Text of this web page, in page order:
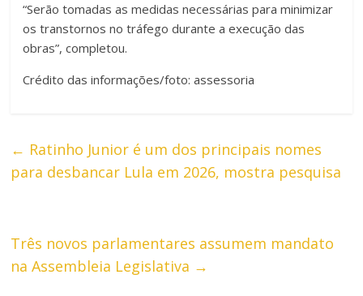
“Serão tomadas as medidas necessárias para minimizar
os transtornos no tráfego durante a execução das
obras”, completou.
Crédito das informações/foto: assessoria
← Ratinho Junior é um dos principais nomes
para desbancar Lula em 2026, mostra pesquisa
Três novos parlamentares assumem mandato
na Assembleia Legislativa →